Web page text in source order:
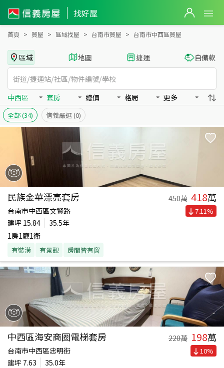
找好屋
台南市中西區買房：套房房屋物件出售、房價分析
首頁 買屋 區域找屋 台南市買屋 台南市中西區買屋
區域 地圖 捷運 自備款
中西區 套房 總價 格局 更多
全部(34) 信義嚴選 (0)
民族金華漂亮套房 450萬 418萬
台南市中西區文賢路
建坪 15.84
35.5年
1房1廳1衛
有裝潢 有景觀 房間皆有窗
7.11%
中西區海安商圈電梯套房 220萬 198萬
台南市中西區忠明街
建坪 7.63
35.0年
10%
台南市中西區買房：套房物件出售、房價分析 - 信義房屋